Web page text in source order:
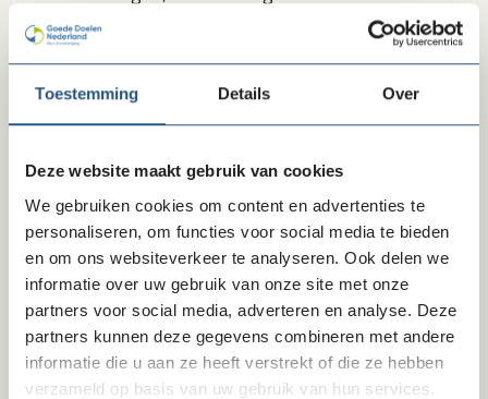
Toestemming Details Over
Deze website maakt gebruik van cookies
We gebruiken cookies om content en advertenties te
personaliseren, om functies voor social media te bieden
en om ons websiteverkeer te analyseren. Ook delen we
informatie over uw gebruik van onze site met onze
partners voor social media, adverteren en analyse. Deze
partners kunnen deze gegevens combineren met andere
informatie die u aan ze heeft verstrekt of die ze hebben
verzameld op basis van uw gebruik van hun services.
mate van transparantie. Voor goede doelen actief in
ontwikkelingssamenwerking bestaan de gedragscode
en ISO9001 kwaliteitsstandaarden van Partos.
Het is goed nieuws dat de onderzoekers waarde
Erkenning in het bijzonder. Het is nu aan een nieuw
kabinet om opvolging te geven aan deze rapporten en
te komen met een beleidsreactie. Goede Doelen
Nederland zal mede op basis van deze uitkomsten bij de
bij het betalingsverkeer betrokken partijen, zoals
overheid, toezichthouder DNB en banken blijven
aandringen op passende risico-gebaseerde controle van
erkende goede doelen. Dit ligt in lijn met de standaard
die de NVB heeft opgesteld voor de non-profit sector.